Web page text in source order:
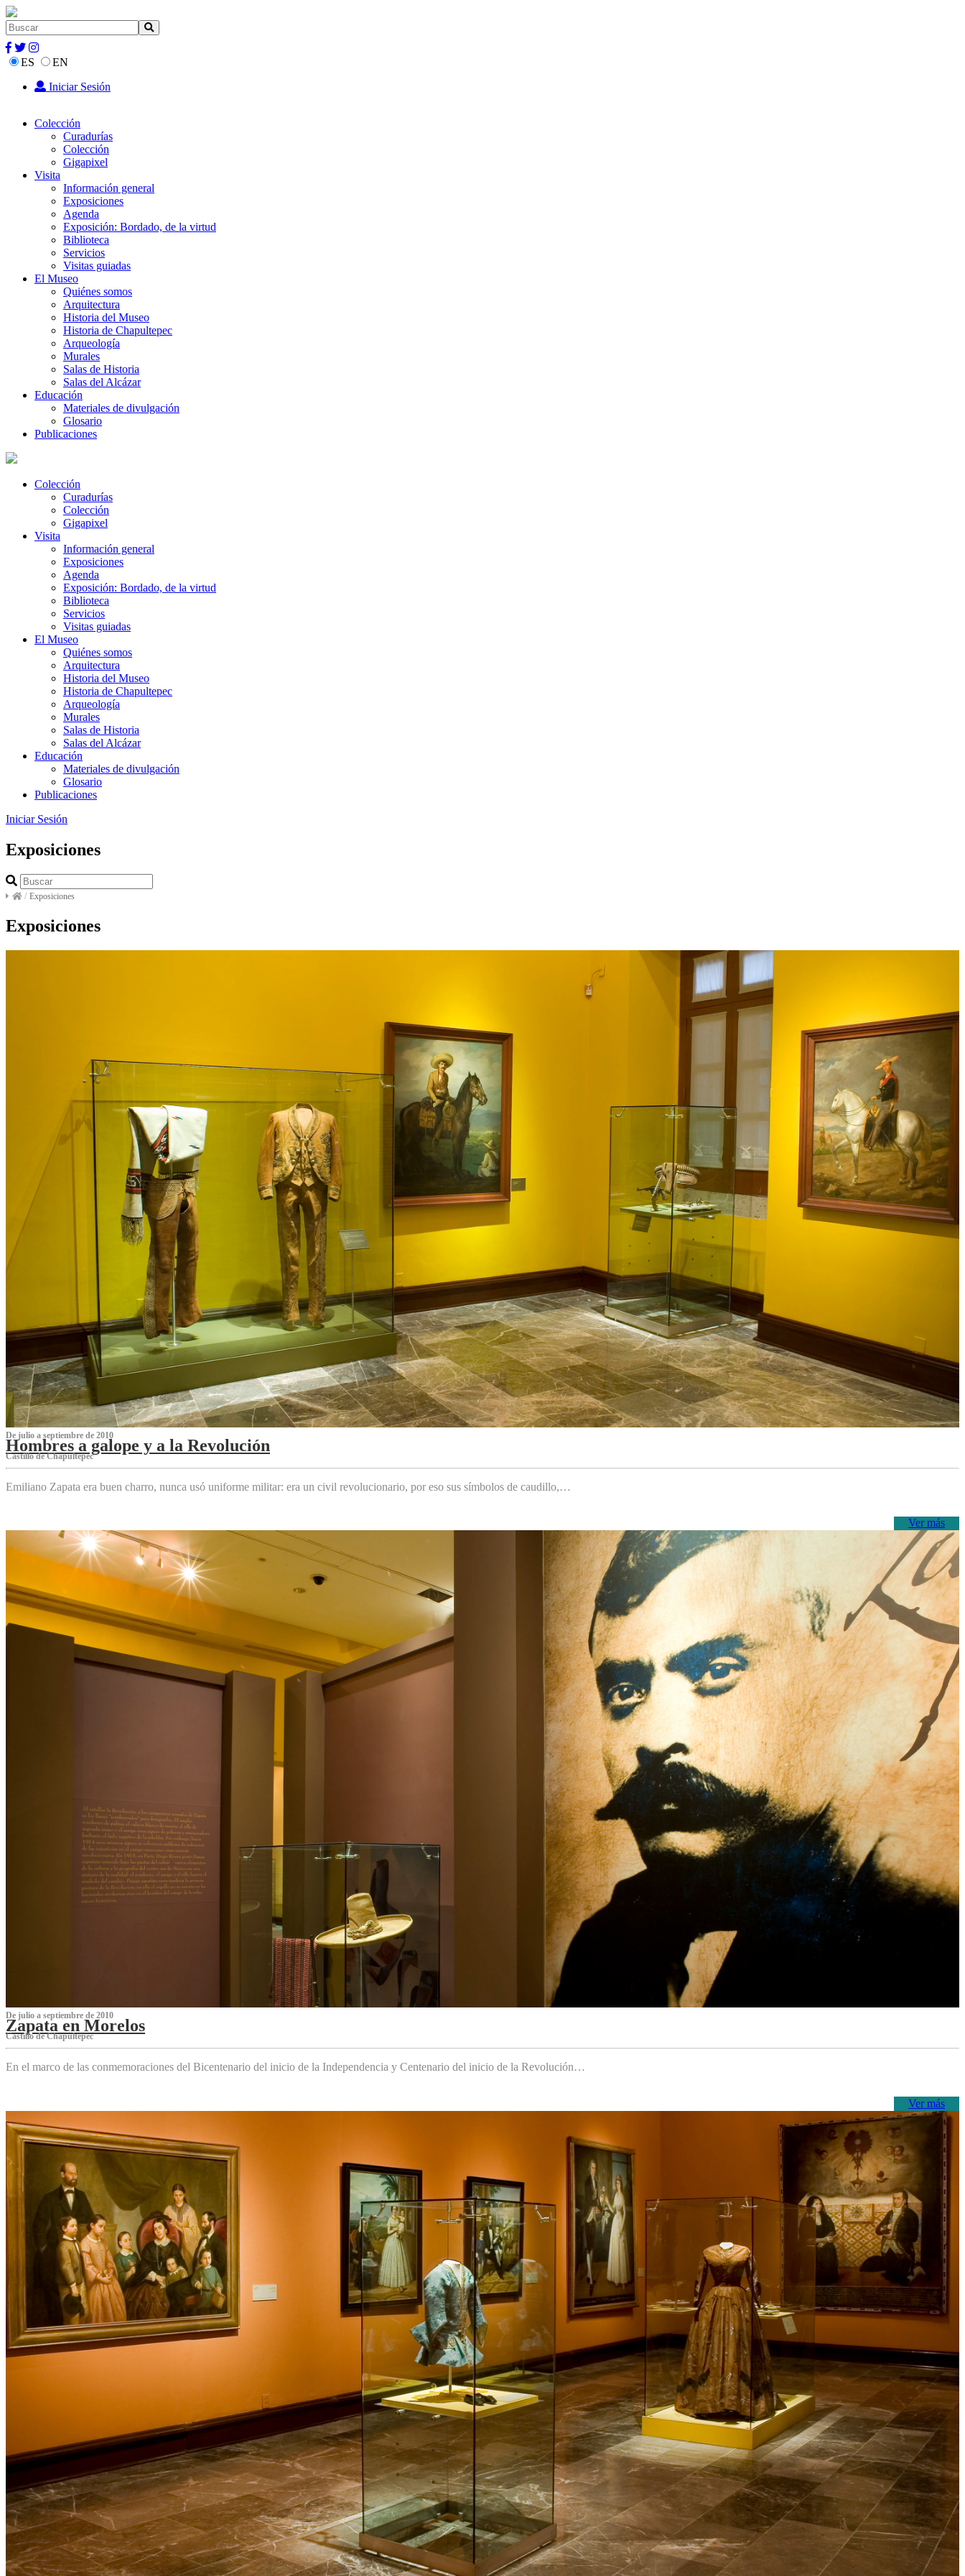
ES
EN
Iniciar Sesión
Colección
Curadurías
Colección
Gigapixel
Visita
Información general
Exposiciones
Agenda
Exposición: Bordado, de la virtud
Biblioteca
Servicios
Visitas guiadas
El Museo
Quiénes somos
Arquitectura
Historia del Museo
Historia de Chapultepec
Arqueología
Murales
Salas de Historia
Salas del Alcázar
Educación
Materiales de divulgación
Glosario
Publicaciones
Colección
Curadurías
Colección
Gigapixel
Visita
Información general
Exposiciones
Agenda
Exposición: Bordado, de la virtud
Biblioteca
Servicios
Visitas guiadas
El Museo
Quiénes somos
Arquitectura
Historia del Museo
Historia de Chapultepec
Arqueología
Murales
Salas de Historia
Salas del Alcázar
Educación
Materiales de divulgación
Glosario
Publicaciones
Iniciar Sesión
Exposiciones
/ Exposiciones
Exposiciones
De julio a septiembre de 2010
Hombres a galope y a la Revolución
Castillo de Chapultepec
Emiliano Zapata era buen charro, nunca usó uniforme militar: era un civil revolucionario, por eso sus símbolos de caudillo,…
Ver más
De julio a septiembre de 2010
Zapata en Morelos
Castillo de Chapultepec
En el marco de las conmemoraciones del Bicentenario del inicio de la Independencia y Centenario del inicio de la Revolución…
Ver más